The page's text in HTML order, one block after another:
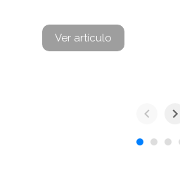
Ver artículo